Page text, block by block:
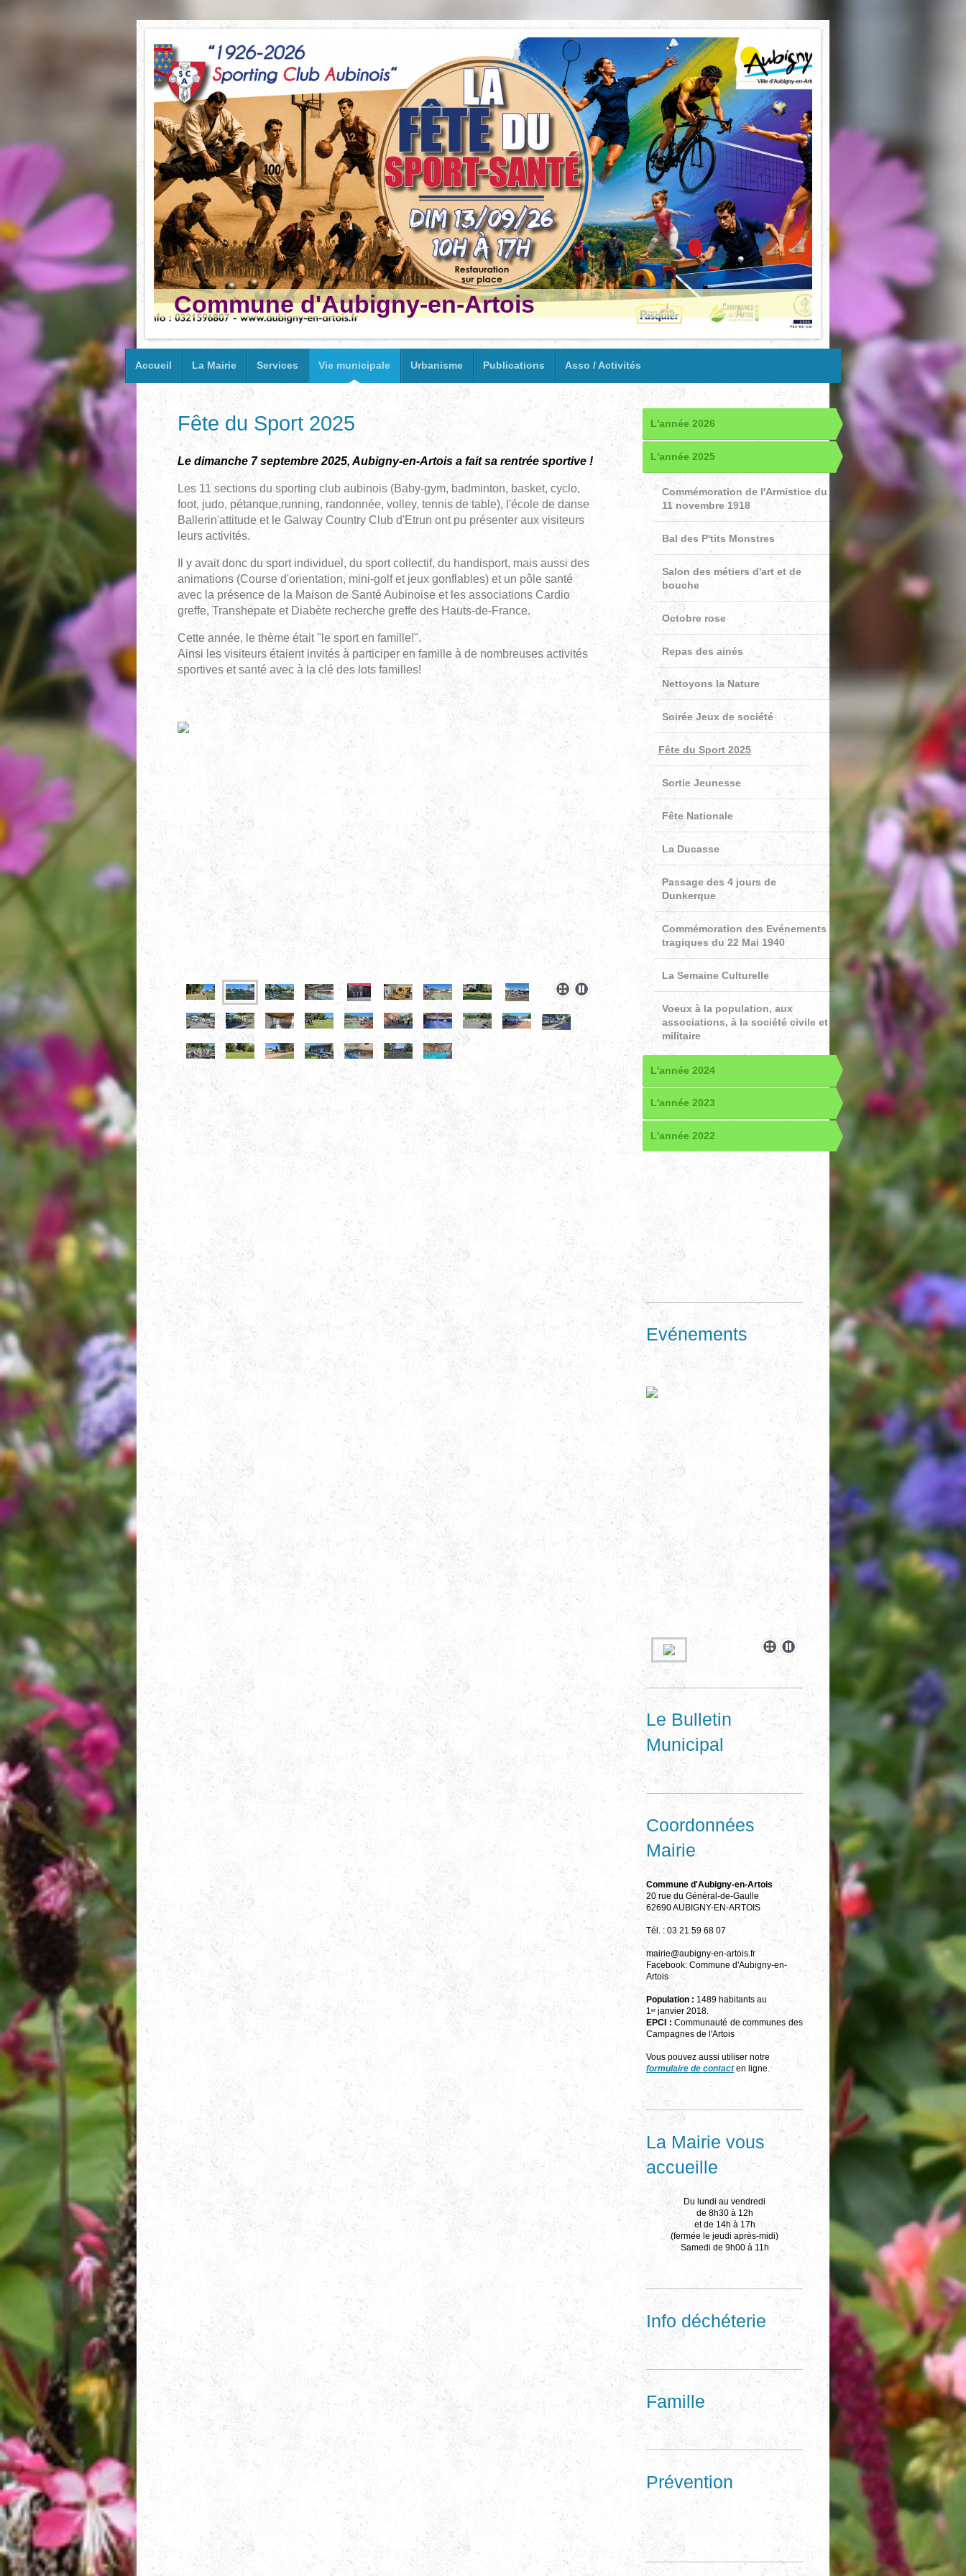
Commune d'Aubigny-en-Artois
Accueil La Mairie Services Vie municipale Urbanisme Publications Asso / Activités
Fête du Sport 2025
Le dimanche 7 septembre 2025, Aubigny-en-Artois a fait sa rentrée sportive !
Les 11 sections du sporting club aubinois (Baby-gym, badminton, basket, cyclo,
foot, judo, pétanque,running, randonnée, volley, tennis de table), l'école de danse
Ballerin'attitude et le Galway Country Club d'Etrun ont pu présenter aux visiteurs
leurs activités.
Il y avait donc du sport individuel, du sport collectif, du handisport, mais aussi des
animations (Course d'orientation, mini-golf et jeux gonflables) et un pôle santé
avec la présence de la Maison de Santé Aubinoise et les associations Cardio
greffe, Transhepate et Diabète recherche greffe des Hauts-de-France.
Cette année, le thème était "le sport en famille!".
Ainsi les visiteurs étaient invités à participer en famille à de nombreuses activités
sportives et santé avec à la clé des lots familles!
L'année 2026
L'année 2025
Commémoration de l'Armistice du
11 novembre 1918
Bal des P'tits Monstres
Salon des métiers d'art et de
bouche
Octobre rose
Repas des ainés
Nettoyons la Nature
Soirée Jeux de société
Fête du Sport 2025
Sortie Jeunesse
Fête Nationale
La Ducasse
Passage des 4 jours de
Dunkerque
Commémoration des Evénements
tragiques du 22 Mai 1940
La Semaine Culturelle
Voeux à la population, aux
associations, à la société civile et
militaire
L'année 2024
L'année 2023
L'année 2022
Evénements
Le Bulletin
Municipal
Coordonnées
Mairie
Commune d'Aubigny-en-Artois
20 rue du Général-de-Gaulle
62690 AUBIGNY-EN-ARTOIS
Tél. : 03 21 59 68 07
mairie@aubigny-en-artois.fr
Facebook: Commune d'Aubigny-en-
Artois
Population : 1489 habitants au
1erjanvier 2018.
EPCI : Communauté de communes des
Campagnes de l'Artois
Vous pouvez aussi utiliser notre
formulaire de contact en ligne.
La Mairie vous
accueille
Du lundi au vendredi
de 8h30 à 12h
et de 14h à 17h
(fermée le jeudi après-midi)
Samedi de 9h00 à 11h
Info déchéterie
Famille
Prévention